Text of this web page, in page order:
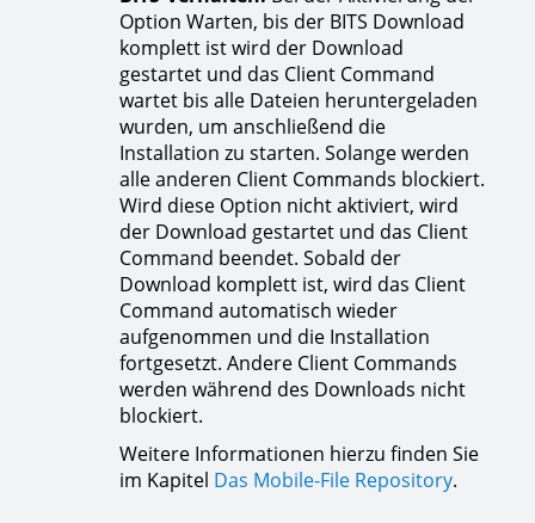
Option Warten, bis der BITS Download
komplett ist wird der Download
gestartet und das Client Command
wartet bis alle Dateien heruntergeladen
wurden, um anschließend die
Installation zu starten. Solange werden
alle anderen Client Commands blockiert.
Wird diese Option nicht aktiviert, wird
der Download gestartet und das Client
Command beendet. Sobald der
Download komplett ist, wird das Client
Command automatisch wieder
aufgenommen und die Installation
fortgesetzt. Andere Client Commands
werden während des Downloads nicht
blockiert.
Weitere Informationen hierzu finden Sie
im Kapitel Das Mobile-File Repository.